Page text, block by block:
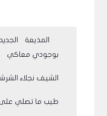
المذيعة
بوجودي معاكي
الشيف نجلاء
طيب ما تصلي على